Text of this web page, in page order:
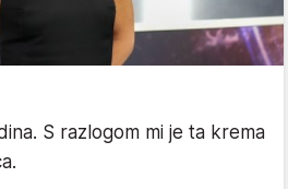
S razlogom mi je ta krema